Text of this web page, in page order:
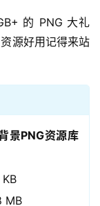
的 PNG 大礼
源好用记得来站
景PNG资源库
MB